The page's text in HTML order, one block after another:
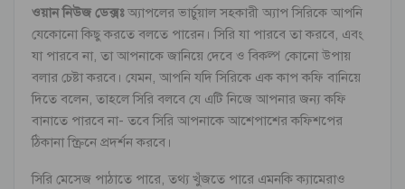
ওয়ান নিউজ ডেক্সঃঅ্যাপলের ভার্চুয়াল সহকারী অ্যাপ সিরিকে আপনি
যেকোনো কিছু করতে বলতে পারেন। সিরি যা পারবে তা করবে, এবং
যা পারবে না, তা আপনাকে জানিয়ে দেবে ও বিকল্প কোনো উপায়
বলার চেষ্টা করবে। যেমন, আপনি যদি সিরিকে এক কাপ কফি বানিয়ে
দিতে বলেন, তাহলে সিরি বলবে যে এটি নিজে আপনার জন্য কফি
বানাতে পারবে না- তবে সিরি আপনাকে আশেপাশের কফিশপের
ঠিকানা স্ক্রিনে প্রদর্শন করবে।
সিরি মেসেজ পাঠাতে পারে, তথ্য খুঁজতে পারে এমনকি ক্যামেরাও